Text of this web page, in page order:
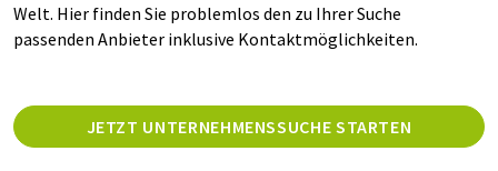
Welt. Hier finden Sie problemlos den zu Ihrer Suche
passenden Anbieter inklusive Kontaktmöglichkeiten.
JETZT UNTERNEHMENSSUCHE STARTEN